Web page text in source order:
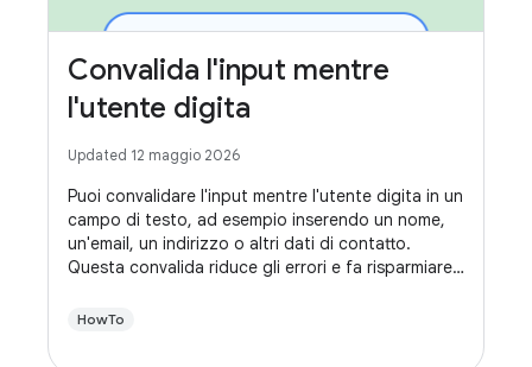
Convalida l'input mentre
l'utente digita
Updated 12 maggio 2026
Puoi convalidare l'input mentre l'utente digita in un
campo di testo, ad esempio inserendo un nome,
un'email, un indirizzo o altri dati di contatto.
Questa convalida riduce gli errori e fa risparmiare
HowTo